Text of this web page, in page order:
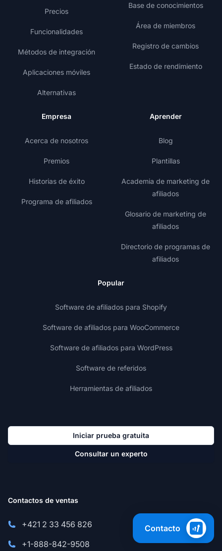
Precios
Funcionalidades
Métodos de integración
Aplicaciones móviles
Alternativas
Base de conocimientos
Área de miembros
Registro de cambios
Estado de rendimiento
Empresa
Acerca de nosotros
Premios
Historias de éxito
Programa de afiliados
Aprender
Blog
Plantillas
Academia de marketing de
afiliados
Glosario de marketing de
afiliados
Directorio de programas de
afiliados
Popular
Software de afiliados para Shopify
Software de afiliados para WooCommerce
Software de afiliados para WordPress
Software de referidos
Herramientas de afiliados
Iniciar prueba gratuita
Consultar un experto
Contactos de ventas
+421 2 33 456 826
+1-888-842-9508
Contacto